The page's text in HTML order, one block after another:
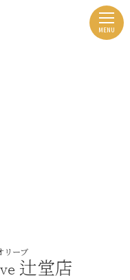
リーブ
辻堂店